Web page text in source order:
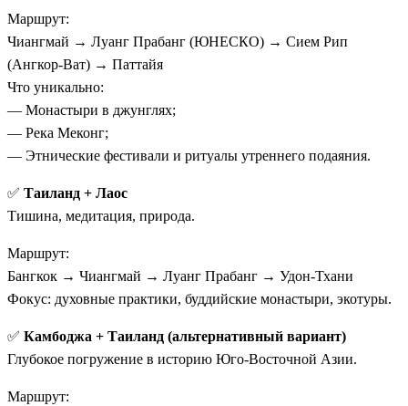
Маршрут:
Чиангмай → Луанг Прабанг (ЮНЕСКО) → Сием Рип
(Ангкор-Ват) → Паттайя
Что уникально:
— Монастыри в джунглях;
— Река Меконг;
— Этнические фестивали и ритуалы утреннего подаяния.
✅ Таиланд + Лаос
Тишина, медитация, природа.
Маршрут:
Бангкок → Чиангмай → Луанг Прабанг → Удон-Тхани
Фокус: духовные практики, буддийские монастыри, экотуры.
✅ Камбоджа + Таиланд (альтернативный вариант)
Глубокое погружение в историю Юго-Восточной Азии.
Маршрут: